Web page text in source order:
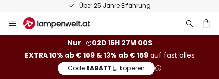
Über 25 Jahre Erfahrung
Inhalt
Nur
02D 16H 27M 00S
EXTRA 10% ab € 109 & 13% ab € 159auf fast alles
Code:RABATT kopieren